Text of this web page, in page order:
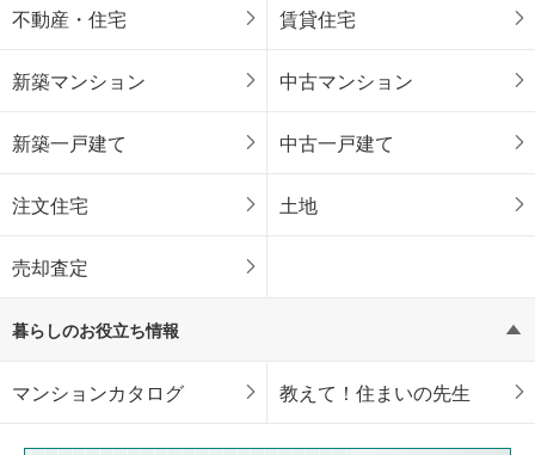
不動産・住宅 賃貸住宅
新築マンション 中古マンション
新築一戸建て 中古一戸建て
注文住宅 土地
売却査定
暮らしのお役立ち情報
マンションカタログ 教えて！住まいの先生